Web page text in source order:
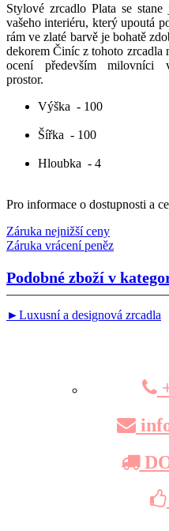
Stylové zrcadlo Plata se
vašeho interiéru, který upoutá
rám ve zlaté barvě je bohatě
dekorem Činíc z tohoto zrcadla
ocení především milovníci
prostor.
Výška - 100
Šířka - 100
Hloubka - 4
Pro informace o dostupnosti a
Záruka nejnižší ceny
Záruka vrácení peněz
Podobné zboží v
►Luxusní a designová zrcadla